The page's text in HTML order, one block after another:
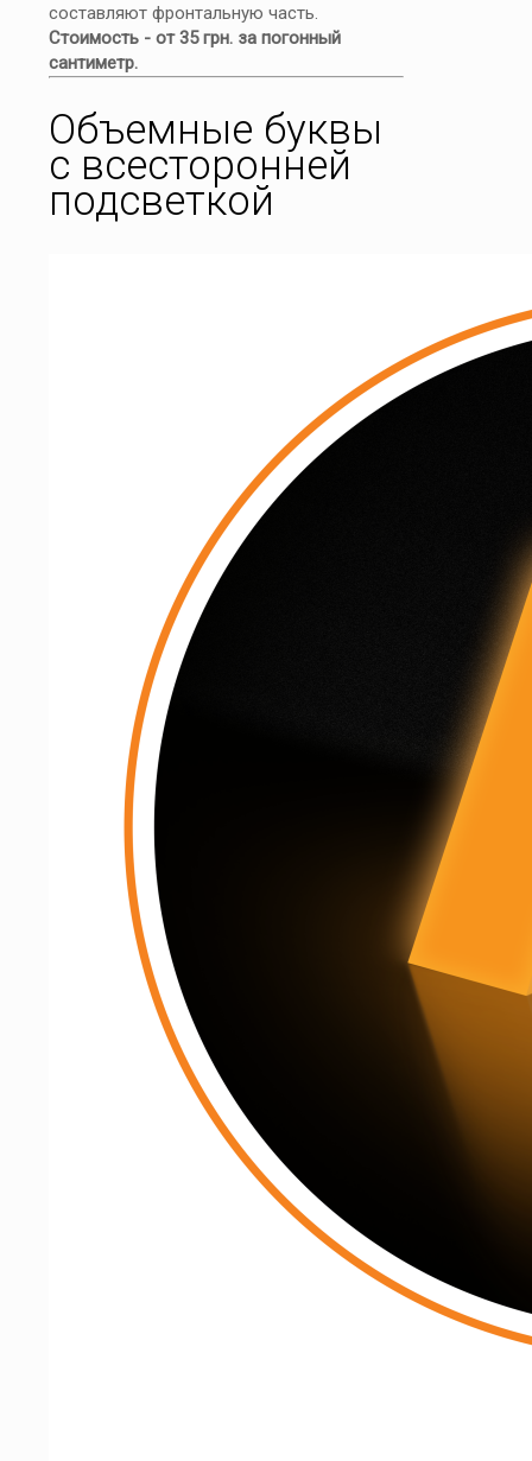
составляют фронтальную часть.
Стоимость - от 35 грн. за погонный
сантиметр.
Объемные буквы
с всесторонней
подсветкой